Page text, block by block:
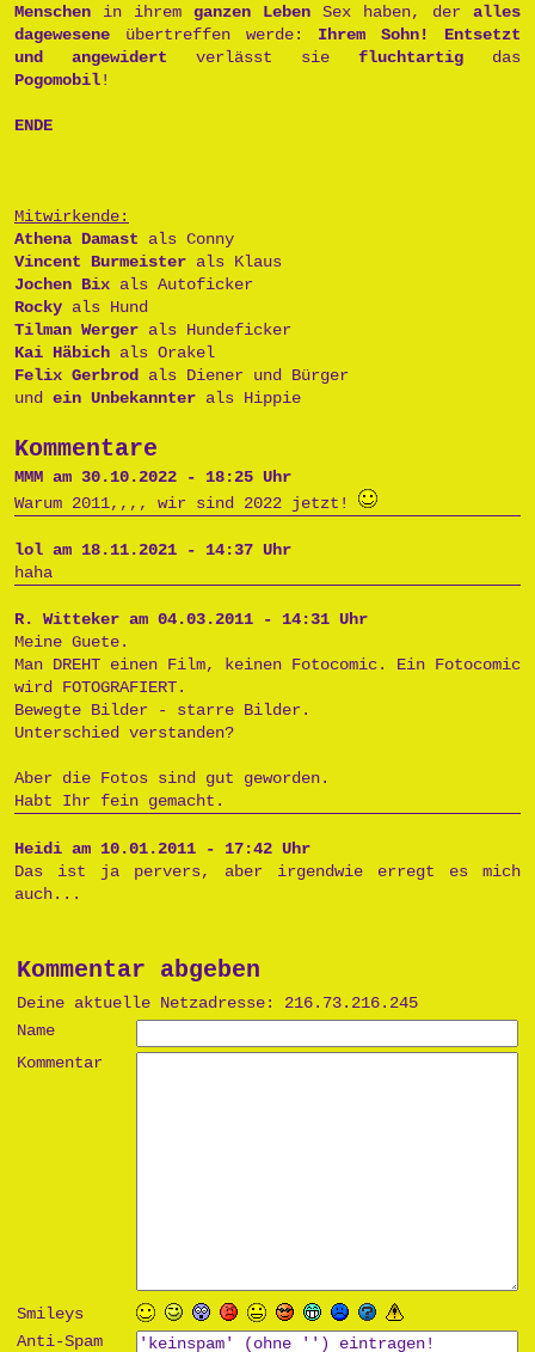
Menschen in ihrem ganzen Leben Sex haben, der alles
dagewesene übertreffen werde: Ihrem Sohn!
Entsetzt
und angewidert verlässt sie fluchtartig das
Pogomobil!
ENDE
Mitwirkende:
Athena Damast als Conny
Vincent Burmeister als Klaus
Jochen Bix als Autoficker
Rocky als Hund
Tilman Werger als Hundeficker
Kai Häbich als Orakel
Felix Gerbrod als Diener und Bürger
und ein Unbekannter als Hippie
Kommentare
MMM am 30.10.2022 - 18:25 Uhr
Warum 2011,,,, wir sind 2022 jetzt!
lol am 18.11.2021 - 14:37 Uhr
haha
R. Witteker am 04.03.2011 - 14:31 Uhr
Meine Guete.
Man DREHT einen Film, keinen Fotocomic. Ein Fotocomic
wird FOTOGRAFIERT.
Bewegte Bilder - starre Bilder.
Unterschied verstanden?
Aber die Fotos sind gut geworden.
Habt Ihr fein gemacht.
Heidi am 10.01.2011 - 17:42 Uhr
Das ist ja pervers, aber irgendwie erregt es mich
auch...
Kommentar abgeben
Deine aktuelle Netzadresse: 216.73.216.245
Name
Kommentar
Smileys
Anti-Spam